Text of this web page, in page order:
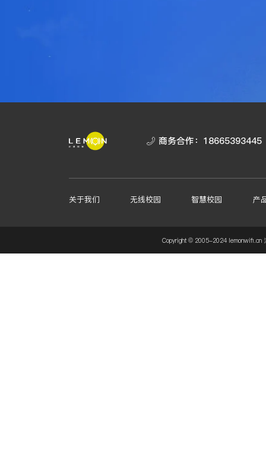
商务合作： 18665393445
关于我们 无线校园 智慧校园 产
Copyright © 2005-2024 lemonwifi.cn